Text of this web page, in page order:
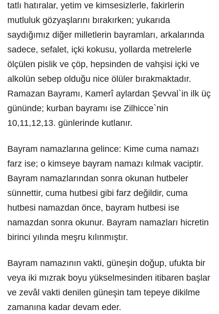
tatlı hatıralar, yetim ve kimsesizlerle, fakirlerin
mutluluk gözyaşlarını bırakırken; yukarıda
saydığımız diğer milletlerin bayramları, arkalarında
sadece, sefalet, içki kokusu, yollarda metrelerle
ölçülen pislik ve çöp, hepsinden de vahşisi içki ve
alkolün sebep olduğu nice ölüler bırakmaktadır.
Ramazan Bayramı, Kamerî aylardan Şevval`in ilk üç
gününde; kurban bayramı ise Zilhicce`nin
10,11,12,13. günlerinde kutlanır.
Bayram namazlarına gelince: Kime cuma namazı
farz ise; o kimseye bayram namazı kılmak vaciptir.
Bayram namazlarından sonra okunan hutbeler
sünnettir, cuma hutbesi gibi farz değildir, cuma
hutbesi namazdan önce, bayram hutbesi ise
namazdan sonra okunur. Bayram namazları hicretin
birinci yılında meşru kılınmıştır.
Bayram namazının vakti, güneşin doğup, ufukta bir
veya iki mızrak boyu yükselmesinden itibaren başlar
ve zevâl vakti denilen güneşin tam tepeye dikilme
zamanına kadar devam eder.